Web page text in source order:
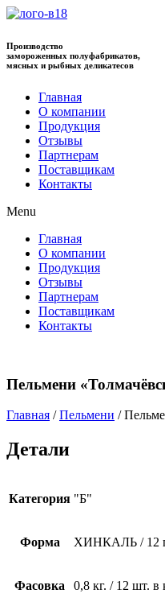
Производство
замороженных полуфабрикатов,
мясных и рыбных деликатесов
Главная
О компании
Продукция
Отзывы
Партнерам
Поставщикам
Контакты
Menu
Главная
О компании
Продукция
Отзывы
Партнерам
Поставщикам
Контакты
Пельмени
Главная /Пельмени /
Детали
Категория "Б"
Форма ХИНКАЛЬ / 12
Фасовка 0,8 кг. / 12 шт. в